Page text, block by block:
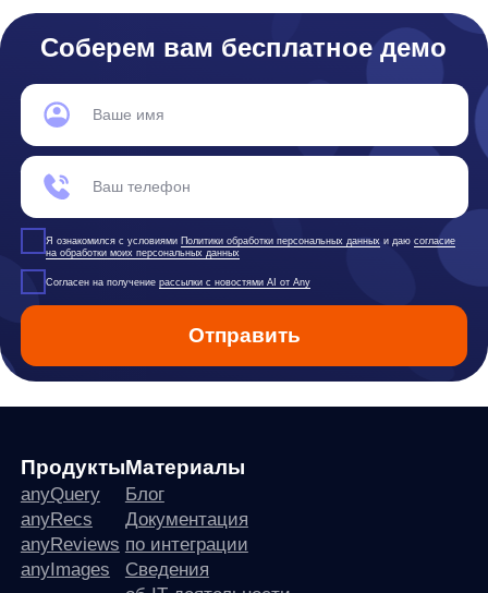
any
support@diginetica.com
+7 (985) 674-48-98
Документы
Реквизиты
Лицензионный договор-оферта
Политика обработки персональных данных
Согласие на обработку персональных данных
Рекомендательные алгоритмы
Деятельность в области ИТ
Согласие на получение рекламных и информационных
Руководство пользователя
Функциональные характеристики программного обеспечения
ПО распространяется в виде интернет-сервиса, специальные действия по